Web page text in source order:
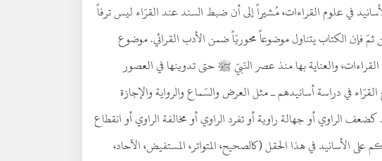
في علوم القراءات، مُشيراً إلى أن ضبط السند عند القرّاء ليس ترفاً
ثمّ فإن الكتاب يتناول موضوعاً محوريّاً ضمن الأدب القرائي. موضوع
القراءات، والعناية بها منذ عصر النّبيّ ﷺ حتى تدوينها في العصور
في دراسة أسانيدهم ـ مثل العرض والسّماع والرواية والإجازة
الراوي أو جهالة راوية أو تفرد الراوي أو مخالفة الراوي أو انقطاع
الأسانيد في هذا الحقل (كالصحيح، المتواتر، المستفيض، الآحاد،